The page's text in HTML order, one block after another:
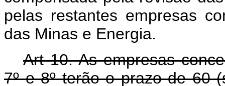
pelas restantes empresas
das Minas e Energia.
Art 10. As empresas
7º e 8º terão o prazo de 60